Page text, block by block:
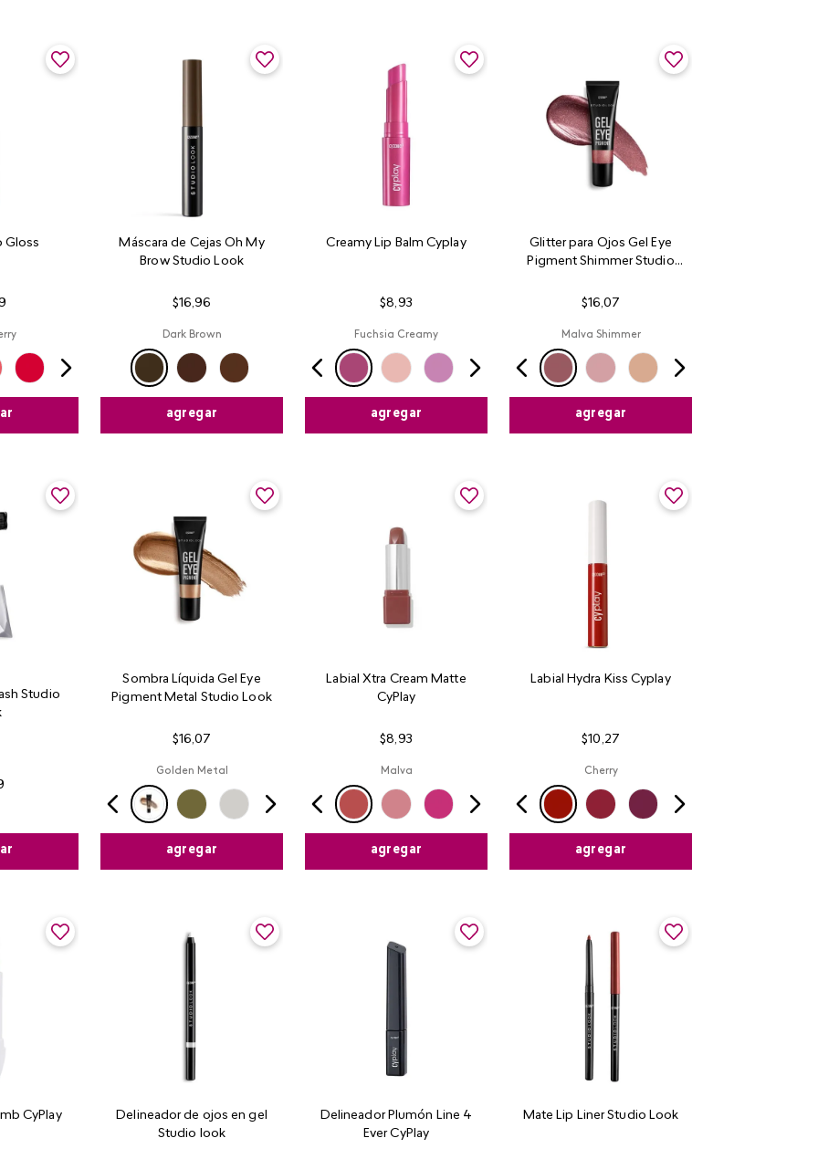
Gloss
Máscara de Cejas Oh My
Brow Studio Look
$16,96
Dark Brown
agregar
Creamy Lip Balm Cyplay
$8,93
Fuchsia Creamy
agregar
Glitter para Ojos Gel Eye
Pigment Shimmer Studio
$16,07
Malva Shimmer
agregar
Studio
Sombra Líquida Gel Eye
Pigment Metal Studio Look
$16,07
Golden Metal
agregar
Labial Xtra Cream Matte
CyPlay
$8,93
Malva
agregar
Labial Hydra Kiss Cyplay​
$10 ,27
Cherry
agregar
CyPlay
Delineador de ojos en gel
Studio look
Delineador Plumón Line 4
Ever CyPlay
Mate Lip Liner Studio Look​